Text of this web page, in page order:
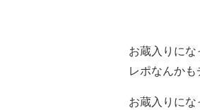
お蔵入りに
レポなんかも
お蔵入りに